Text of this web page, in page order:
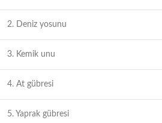
2. Deniz yosunu
3. Kemik unu
4. At gübresi
5. Yaprak gübresi